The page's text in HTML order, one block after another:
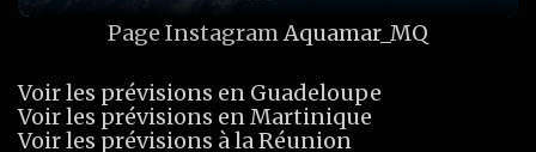
Page InstagramAquamar_MQ
Voir les prévisions en Guadeloupe
Voir les prévisions en Martinique
Voir les prévisions à la Réunion